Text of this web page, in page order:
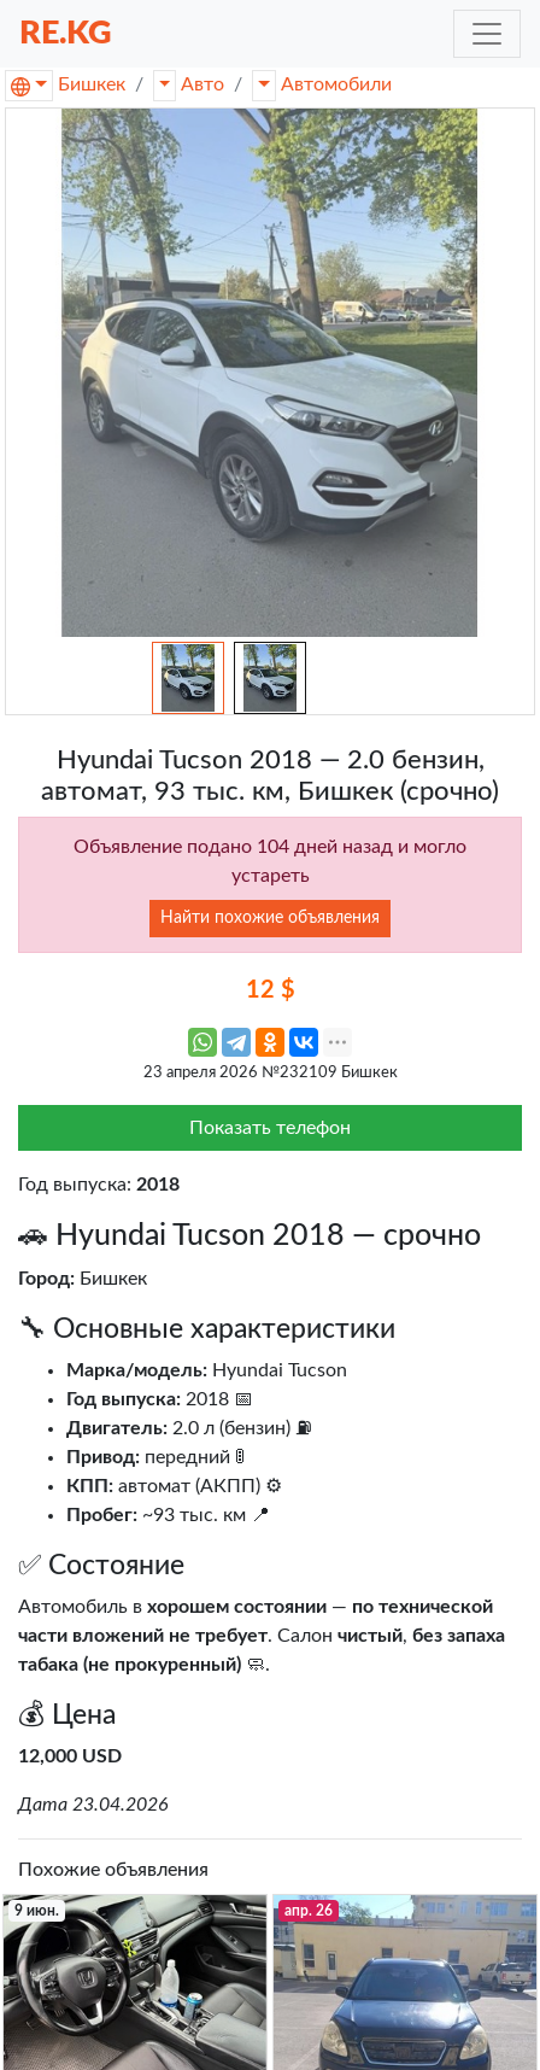
RE.KG
Бишкек Авто Автомобили
Hyundai Tucson 2018 — 2.0 бензин,
автомат, 93 тыс. км, Бишкек (срочно)
Объявление подано 104 дней назад и могло
устареть
Найти похожие объявления
12 $
23 апреля 2026 №232109 Бишкек
Показать телефон
Год выпуска: 2018
🚗 Hyundai Tucson 2018 — срочно
Город: Бишкек
🔧 Основные характеристики
Марка/модель: Hyundai Tucson
Год выпуска: 2018 📅
Двигатель: 2.0 л (бензин) ⛽
Привод: передний 🚦
КПП: автомат (АКПП) ⚙️
Пробег: ~93 тыс. км 📍
✅ Состояние
Автомобиль в хорошем состоянии — по технической
части вложений не требует. Салон чистый, без запаха
табака (не прокуренный) 🧼.
💰 Цена
12,000 USD
Дата 23.04.2026
Похожие объявления
9 июн. апр. 26